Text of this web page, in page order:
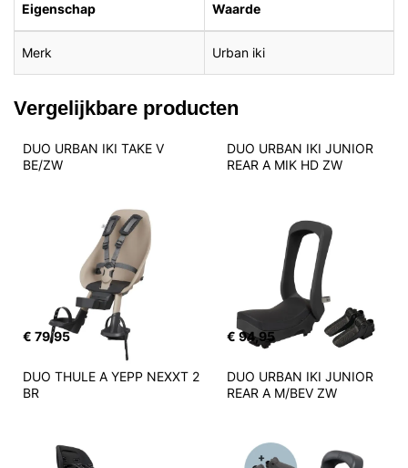
Eigenschap Waarde
Merk Urban iki
Vergelijkbare producten
DUO URBAN IKI TAKE V
BE/ZW
€ 79,95
DUO URBAN IKI JUNIOR
REAR A MIK HD ZW
€ 94,95
DUO THULE A YEPP NEXXT 2
BR
DUO URBAN IKI JUNIOR
REAR A M/BEV ZW